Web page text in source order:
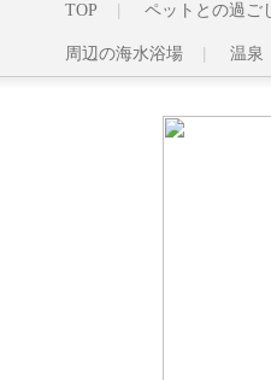
TOP ペットとの過ご
周辺の海水浴場 温泉